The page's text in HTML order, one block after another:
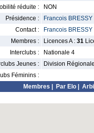
réduite :
NON
Présidence :
Francois BRESSY
Contact :
Francois BRESSY
Membres :
Licences A : 31
Interclubs :
Nationale 4
Jeunes :
Division
Féminins :
Membres
Par Elo